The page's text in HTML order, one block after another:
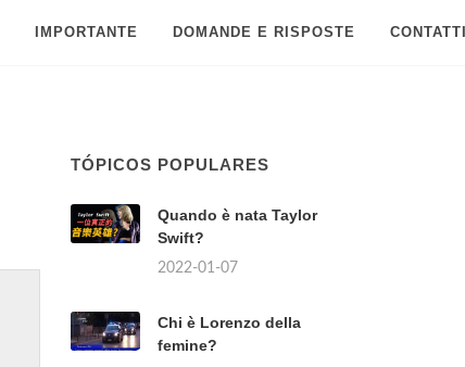
IMPORTANTE DOMANDE E RISPOSTE
TÓPICOS POPULARES
Quando è nata Taylor
Swift?
2022-01-07
Chi è Lorenzo della
femine?